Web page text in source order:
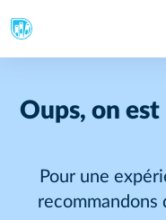
Oups, on
Pour une